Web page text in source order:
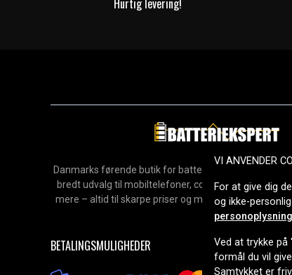
Hurtig levering!
Danmarks førende butik for batterier, opladere og
bredt udvalg til mobiltelefoner, computere, værktøj,
mere – altid til skarpe priser og med hurtig levering.
2006.
BETALINGSMULIGHEDER
VI ANVENDER
For at give dig
og ikke-
Ved at trykke på
formål du vil
Samtykket er